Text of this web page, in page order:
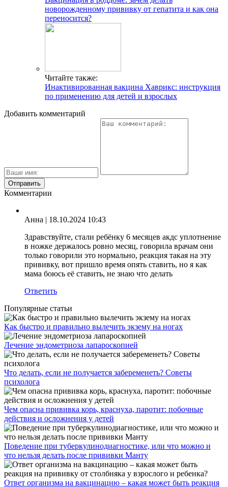
новорожденному прививку от гепатита и как она
переносится?
Читайте также:
Инактивированная вакцина Хаврикс: инструкция
по применению для детей и взрослых
Добавить комментарий
Комментарии
Анна | 18.10.2024 10:43
Здравствуйте, стали ребёнку 6 месяцев акдс уплотнение
в ножке держалось ровно месяц, говорила врачам они
только говорили это нормально, реакция такая на эту
прививку, вот пришло время опять ставить, но я как
мама боюсь её ставить, не знаю что делать
Ответить
Популярные статьи
Как быстро и правильно вылечить экзему на ногах
Лечение эндометриоза лапароскопией
Что делать, если не получается забеременеть? Советы
психолога
Чем опасна прививка корь, краснуха, паротит: побочные
действия и осложнения у детей
Поведение при туберкулинодиагностике, или что можно и
что нельзя делать после прививки Манту
Ответ организма на вакцинацию – какая может быть реакция